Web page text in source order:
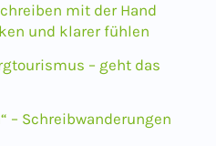
mit der Hand
und klarer fühlen
– geht das
– Schreibwanderungen